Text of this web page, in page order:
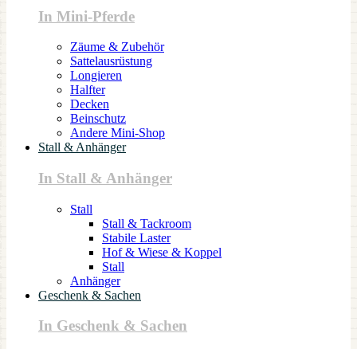
In Mini-Pferde
Zäume & Zubehör
Sattelausrüstung
Longieren
Halfter
Decken
Beinschutz
Andere Mini-Shop
Stall & Anhänger
In Stall & Anhänger
Stall
Stall & Tackroom
Stabile Laster
Hof & Wiese & Koppel
Stall
Anhänger
Geschenk & Sachen
In Geschenk & Sachen